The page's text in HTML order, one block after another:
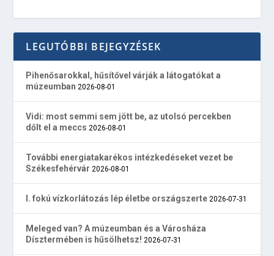
LEGUTÓBBI BEJEGYZÉSEK
Pihenősarokkal, hűsítővel várják a látogatókat a
múzeumban 2026-08-01
Vidi: most semmi sem jött be, az utolsó percekben
dőlt el a meccs 2026-08-01
További energiatakarékos intézkedéseket vezet be
Székesfehérvár 2026-08-01
I. fokú vízkorlátozás lép életbe országszerte 2026-07-31
Meleged van? A múzeumban és a Városháza
Dísztermében is hűsölhetsz! 2026-07-31